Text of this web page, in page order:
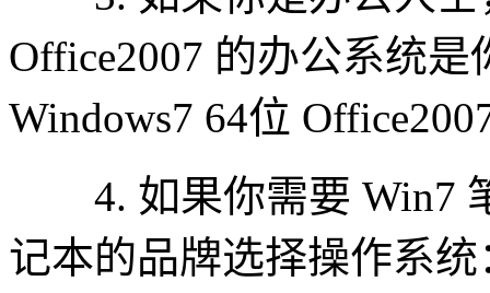
Office2007 的办公系统
Windows7 64位
4. 如果你需要 Win7
记本的品牌选择操作系统